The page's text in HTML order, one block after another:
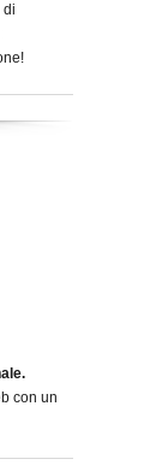
di
con un